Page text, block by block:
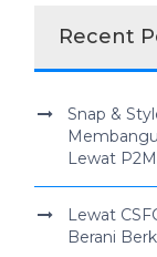
Recent
Snap &
Lewat
Lewat
Berani